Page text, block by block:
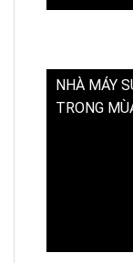
NHÀ MÁY
TRONG